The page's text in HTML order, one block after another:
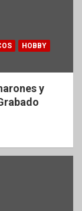
HOBBY
y